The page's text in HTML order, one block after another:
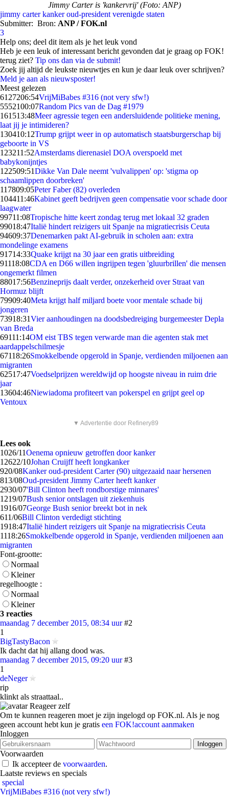
Jimmy Carter is 'kankervrij' (Foto: ANP)
jimmy carter kanker oud-president verenigde staten
Submitter: Bron: ANP / FOK.nl
3
Help ons; deel dit item als je het leuk vond
Heb je een leuk of interessant bericht gevonden dat je graag op FOK!
terug ziet? Tip ons dan via de submit!
Zoek jij altijd de leukste nieuwtjes en kun je daar leuk over schrijven?
Meld je aan als nieuwsposter!
Meest gelezen
6127206:54VrijMiBabes #316 (not very sfw!)
5552100:07Random Pics van de Dag #1979
161513:48Meer agressie tegen een andersluidende politieke mening,
laat jij je intimideren?
130410:12Trump grijpt weer in op automatisch staatsburgerschap bij
geboorte in VS
123211:52Amsterdams dierenasiel DOA overspoeld met
babykonijntjes
122509:51Dikke Van Dale neemt 'vulvalippen' op: 'stigma op
schaamlippen doorbreken'
117809:05Peter Faber (82) overleden
104411:46Kabinet geeft bedrijven geen compensatie voor schade door
laagwater
99711:08Tropische hitte keert zondag terug met lokaal 32 graden
99018:47Italië hindert reizigers uit Spanje na migratiecrisis Ceuta
94609:37Denemarken pakt AI-gebruik in scholen aan: extra
mondelinge examens
91714:33Quake krijgt na 30 jaar een gratis uitbreiding
91118:08CDA en D66 willen ingrijpen tegen 'gluurbrillen' die mensen
ongemerkt filmen
88017:56Benzineprijs daalt verder, onzekerheid over Straat van
Hormuz blijft
79909:40Meta krijgt half miljard boete voor mentale schade bij
jongeren
73918:31Vier aanhoudingen na doodsbedreiging burgemeester Depla
van Breda
69111:14OM eist TBS tegen verwarde man die agenten stak met
aardappelschilmesje
67118:26Smokkelbende opgerold in Spanje, verdienden miljoenen aan
migranten
62517:47Voedselprijzen wereldwijd op hoogste niveau in ruim drie
jaar
13604:46Niewiadoma profiteert van pokerspel en grijpt geel op
Ventoux
▼ Advertentie door Refinery89
Lees ook
1026/11Oenema opnieuw getroffen door kanker
12622/10Johan Cruijff heeft longkanker
920/08Kanker oud-president Carter (90) uitgezaaid naar hersenen
813/08Oud-president Jimmy Carter heeft kanker
2930/07'Bill Clinton heeft rondborstige minnares'
1219/07Bush senior ontslagen uit ziekenhuis
1916/07George Bush senior breekt bot in nek
611/06Bill Clinton verdedigt stichting
1918:47Italië hindert reizigers uit Spanje na migratiecrisis Ceuta
1118:26Smokkelbende opgerold in Spanje, verdienden miljoenen aan
migranten
Font-grootte:
Normaal
Kleiner
regelhoogte :
Normaal
Kleiner
3 reacties
maandag 7 december 2015, 08:34 uur #2
1
BigTastyBacon
Ik dacht dat hij allang dood was.
maandag 7 december 2015, 09:20 uur #3
1
deNeger
rip
klinkt als straattaal..
Reageer zelf
Om te kunnen reageren moet je zijn ingelogd op FOK.nl. Als je nog
geen account hebt kun je gratis een FOK!account aanmaken
Inloggen
Voorwaarden
Ik accepteer de voorwaarden.
Laatste reviews en specials
special
VrijMiBabes #316 (not very sfw!)